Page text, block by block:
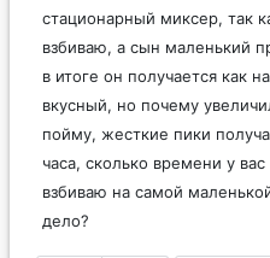
стационарный миксер, так
взбиваю, а сын маленький
в итоге он получается как
вкусный, но почему
пойму, жесткие пики
часа, сколько времени у
взбиваю на самой
дело?